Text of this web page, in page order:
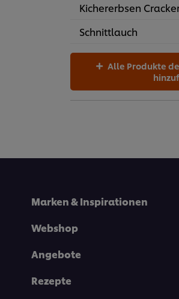
Kichererbsen
Schnittlauch
Marken & Inspirationen
Webshop
Angebote
Rezepte